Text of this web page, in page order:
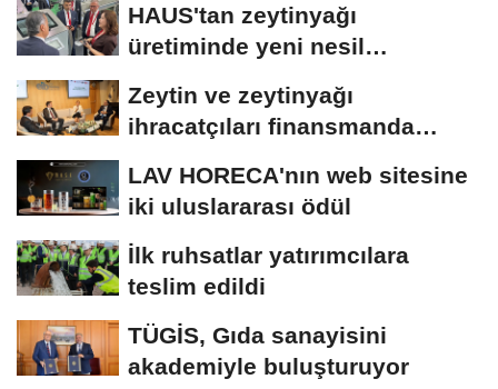
HAUS'tan zeytinyağı
üretiminde yeni nesil
Zeytin ve zeytinyağı
ihracatçıları finansmanda
LAV HORECA'nın web sitesine
iki uluslararası ödül
İlk ruhsatlar yatırımcılara
teslim edildi
TÜGİS, Gıda sanayisini
akademiyle buluşturuyor